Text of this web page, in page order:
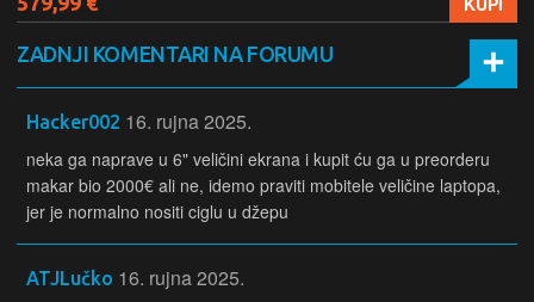
ZADNJI KOMENTARI NA FORUMU
Hacker002 16. rujna 2025.
neka ga naprave u 6" veličini ekrana i kupit ću ga u preorderu
makar bio 2000€ ali ne, idemo praviti mobitele veličine laptopa,
jer je normalno nositi ciglu u džepu
ATJLučko 16. rujna 2025.